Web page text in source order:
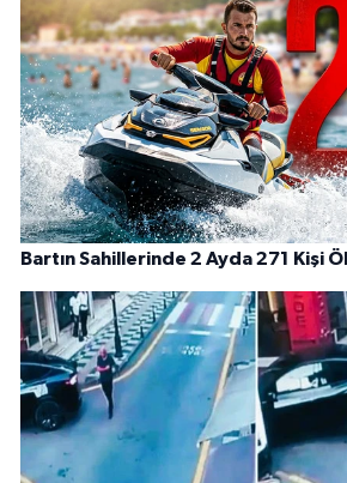
Bartın Sahillerinde 2 Ayda 271 Kişi